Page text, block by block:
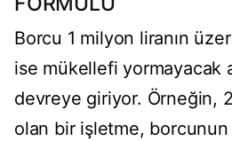
Borcu 1 milyon liranın
ise mükellefi yormayacak
devreye giriyor. Örneğin,
olan bir işletme, borcunun